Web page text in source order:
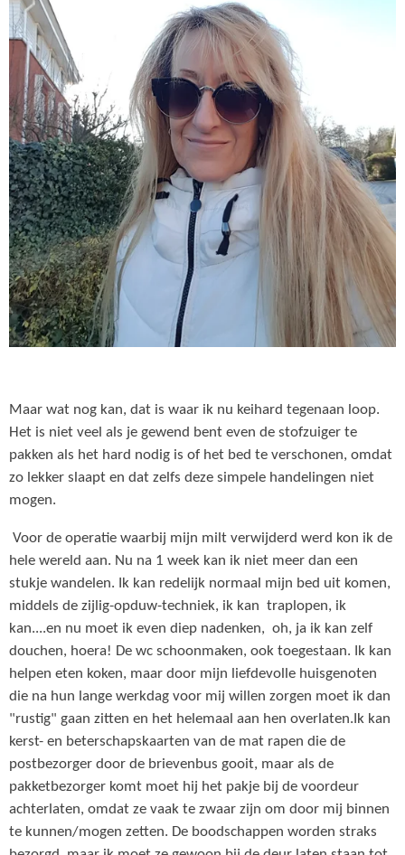
Maar wat nog kan, dat is waar ik nu keihard tegenaan loop.
Het is niet veel als je gewend bent even de stofzuiger te
pakken als het hard nodig is of het bed te verschonen, omdat
zo lekker slaapt en dat zelfs deze simpele handelingen niet
mogen.
Voor de operatie waarbij mijn milt verwijderd werd kon ik de
hele wereld aan. Nu na 1 week kan ik niet meer dan een
stukje wandelen. Ik kan redelijk normaal mijn bed uit komen,
middels de zijlig-opduw-techniek, ik kan traplopen, ik
kan....en nu moet ik even diep nadenken, oh, ja ik kan zelf
douchen, hoera! De wc schoonmaken, ook toegestaan. Ik kan
helpen eten koken, maar door mijn liefdevolle huisgenoten
die na hun lange werkdag voor mij willen zorgen moet ik dan
"rustig" gaan zitten en het helemaal aan hen overlaten.Ik kan
kerst- en beterschapskaarten van de mat rapen die de
postbezorger door de brievenbus gooit, maar als de
pakketbezorger komt moet hij het pakje bij de voordeur
achterlaten, omdat ze vaak te zwaar zijn om door mij binnen
te kunnen/mogen zetten. De boodschappen worden straks